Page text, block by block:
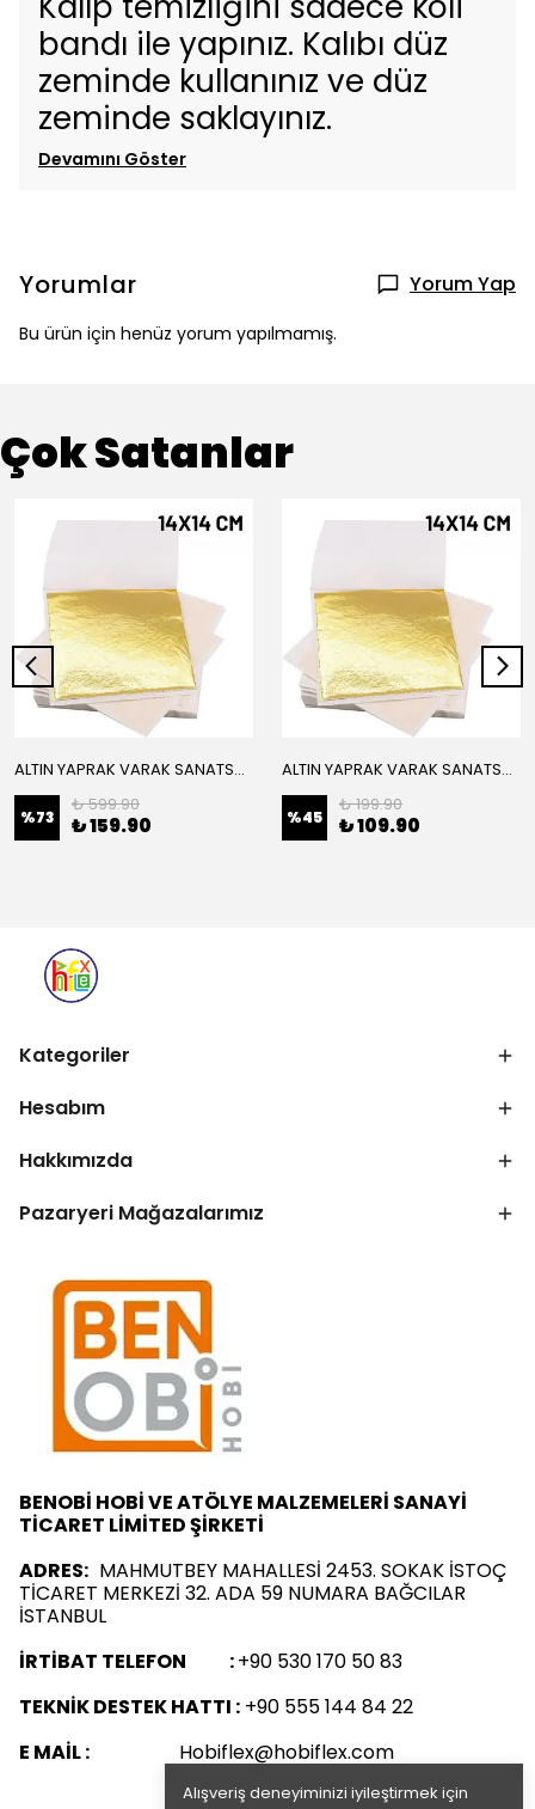
Alışveriş deneyiminizi iyileştirmek için
bandı ile yapınız. Kalıbı düz
zeminde kullanınız ve düz
zeminde saklayınız.
Devamını Göster
Yorumlar Yorum Yap
Bu ürün için henüz yorum yapılmamış.
Çok Satanlar
ALTIN YAPRAK VARAK SANATSAL BÜYÜK BOY FOLYO EPOKSİ REÇİNE NAİL ART 16 ADET 14X14 CM ALTIN RENK
%73
₺ 599.90
₺ 159.90
ALTIN YAPRAK VARAK SANATSAL BÜYÜK BOY FOLYO EPOKSİ REÇİNE NAİL ART 8 ADET ALTIN RENK 14X14 CM
%45
₺ 199.90
₺ 109.90
Kategoriler
Hesabım
Hakkımızda
Pazaryeri Mağazalarımız
BENOBİ HOBİ VE ATÖLYE MALZEMELERİ SANAYİ
TİCARET LİMİTED ŞİRKETİ
ADRES: MAHMUTBEY MAHALLESİ 2453. SOKAK İSTOÇ
TİCARET MERKEZİ 32. ADA 59 NUMARA BAĞCILAR
İSTANBUL
İRTİBAT TELEFON :+90 530 170 50 83
TEKNİK DESTEK HATTI : +90 555 144 84 22
E MAİL : Hobiflex@hobiflex.com